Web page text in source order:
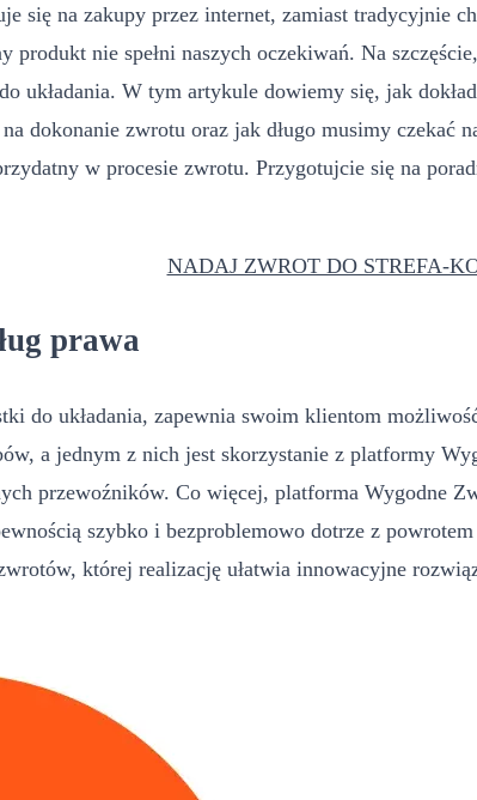
się na zakupy przez internet, zamiast tradycyjnie
produkt nie spełni naszych oczekiwań. Na
układania. W tym artykule dowiemy się, jak
dokonanie zwrotu oraz jak długo musimy
w procesie zwrotu. Przygotujcie się na
NADAJ ZWROT DO STREFA-
prawa
do układania, zapewnia swoim klientom
a jednym z nich jest skorzystanie z platformy
przewoźników. Co więcej, platforma Wygodne
szybko i bezproblemowo dotrze z
której realizację ułatwia innowacyjne